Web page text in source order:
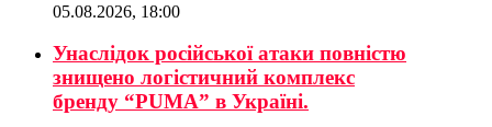
05.08.2026, 18:00
Унаслідок російської атаки повністю
знищено логістичний комплекс
бренду “PUMA” в Україні.